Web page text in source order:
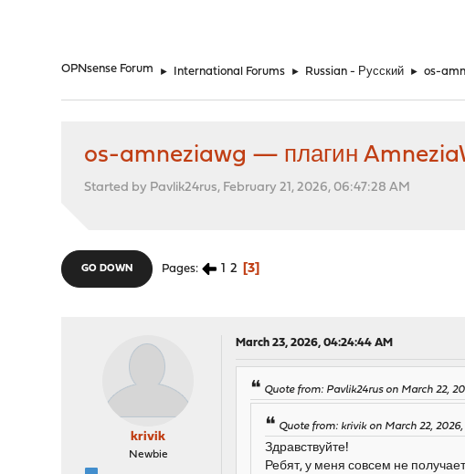
OPNsense Forum ► International Forums ► Russian - Русский ► os-
os-amneziawg — плагин
Started by Pavlik24rus, February 21, 2026, 06:47:28 AM
GO DOWN Pages 1 2 3
krivik
Newbie
March 23, 2026, 04:24:44 AM
Quote from: Pavlik24rus on March 22,
Quote from: krivik on March 22, 2026,
Здравствуйте!
Ребят, у меня совсем не